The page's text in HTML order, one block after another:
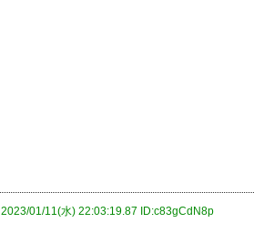
2023/01/11(水) 22:03:19.87 ID:c83gCdN8p